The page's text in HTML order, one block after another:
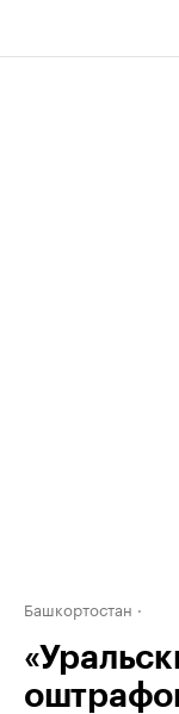
Башкортостан